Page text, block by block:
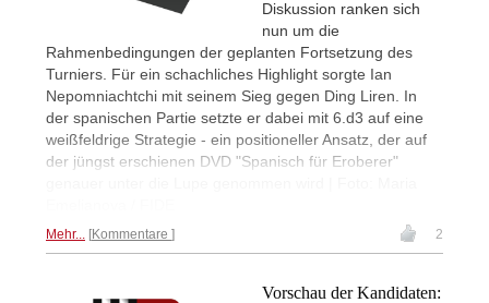
Diskussion ranken sich
nun um die
Rahmenbedingungen der geplanten Fortsetzung des
Turniers. Für ein schachliches Highlight sorgte Ian
Nepomniachtchi mit seinem Sieg gegen Ding Liren. In
der spanischen Partie setzte er dabei mit 6.d3 auf eine
weißfeldrige Strategie - ein positioneller Ansatz, der auf
der jüngst erschienen DVD "Spanisch für Eroberer"
Mehr... Kommentare 2
Vorschau der Kandidaten: